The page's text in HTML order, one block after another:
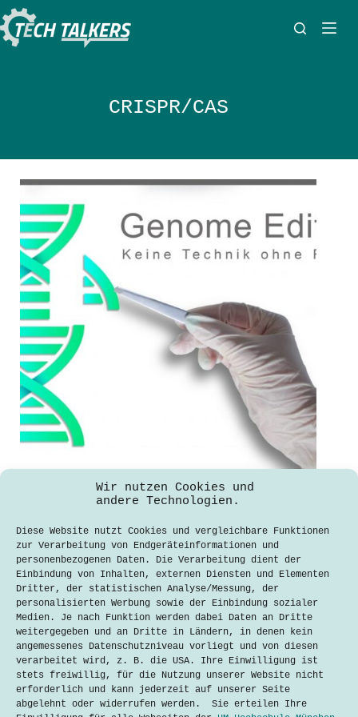
Wir nutzen Cookies und
andere Technologien.
Diese Website nutzt Cookies und vergleichbare Funktionen
zur Verarbeitung von Endgeräteinformationen und
personenbezogenen Daten. Die Verarbeitung dient der
Einbindung von Inhalten, externen Diensten und Elementen
Dritter, der statistischen Analyse/Messung, der
personalisierten Werbung sowie der Einbindung sozialer
Medien. Je nach Funktion werden dabei Daten an Dritte
weitergegeben und an Dritte in Ländern, in denen kein
angemessenes Datenschutzniveau vorliegt und von diesen
verarbeitet wird, z. B. die USA. Ihre Einwilligung ist
stets freiwillig, für die Nutzung unserer Website nicht
erforderlich und kann jederzeit auf unserer Seite
abgelehnt oder widerrufen werden. Sie erteilen Ihre
Zum
Inhalt
springen
CRISPR/CAS
Genome-Editing – Keine Technik ohne
Teresa Schießl
22. Juni 2018
Interview mit Chris-Carolin Schön und
Christoph Then Am 07.05.2018 fand das
erste Science Café der Münchner
Volkshochschule in Kooperation mit
der Deutschen Akademie der
Technikwissenschaften statt. Die
Gewinner des Science-Slams im
Februar, Chris-Carolin Schön
(Inhaberin des Lehrstuhls für
Pflanzenzüchtung an…
Lesen